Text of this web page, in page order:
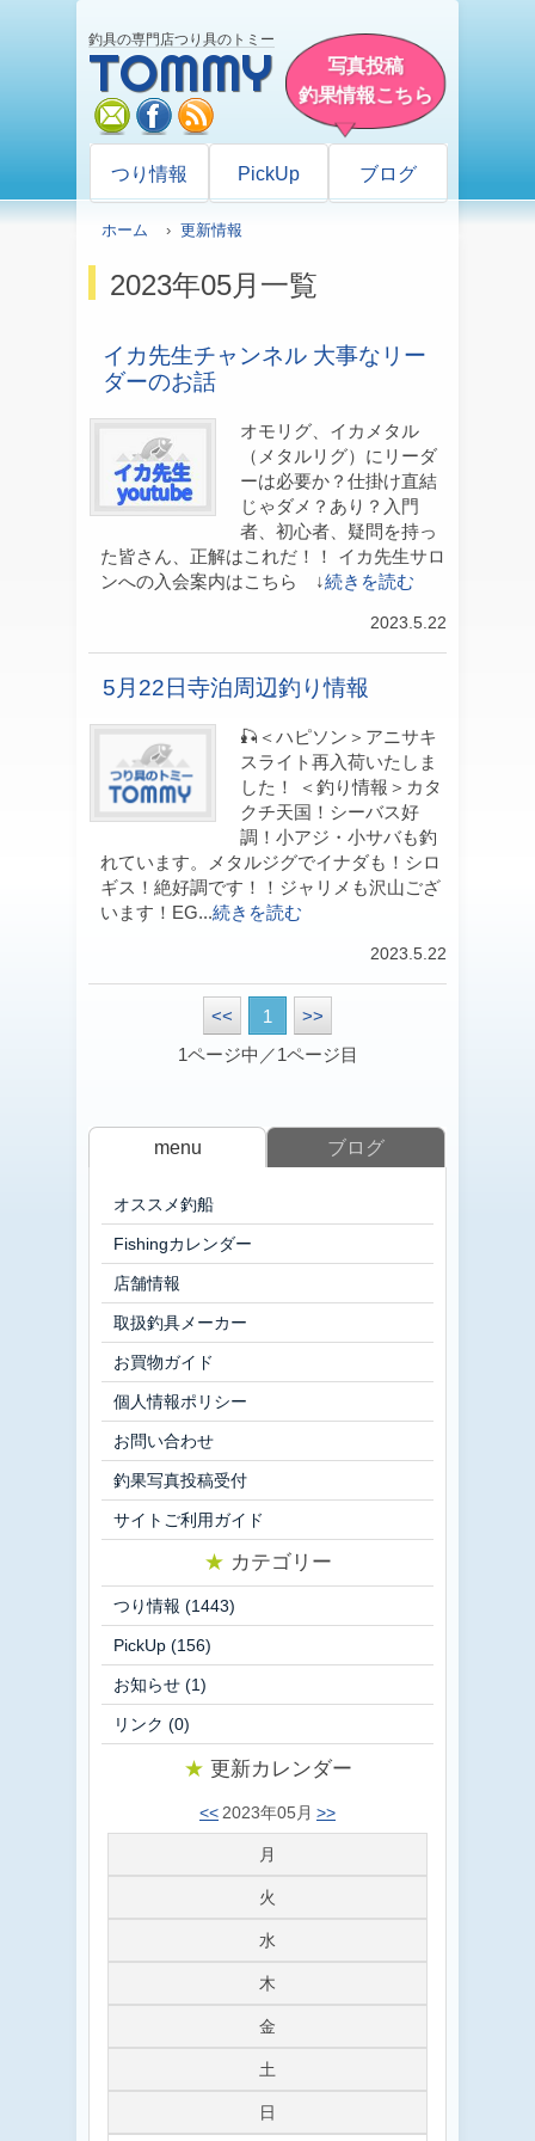
釣具の専門店つり具のトミー
TOMMY
mail facebook
写真投稿
釣果情報こちら
つり情報 PickUp ブログ
ホーム › 更新情報
2023年05月一覧
イカ先生チャンネル 大事なリー
ダーのお話
オモリグ、イカメタル
（メタルリグ）にリーダ
ーは必要か？仕掛け直結
じゃダメ？あり？入門
者、初心者、疑問を持っ
た皆さん、正解はこれだ！！ イカ先生サロ
ンへの入会案内はこちら ↓続きを読む
2023.5.22
5月22日寺泊周辺釣り情報
🎣＜ハピソン＞アニサキ
スライト再入荷いたしま
した！ ＜釣り情報＞カタ
クチ天国！シーバス好
調！小アジ・小サバも釣
れています。メタルジグでイナダも！シロ
ギス！絶好調です！！ジャリメも沢山ござ
います！EG...続きを読む
2023.5.22
<< 1
>>
1ページ中／1ページ目
menu ブログ
オススメ釣船
Fishingカレンダー
店舗情報
取扱釣具メーカー
お買物ガイド
個人情報ポリシー
お問い合わせ
釣果写真投稿受付
サイトご利用ガイド
★ カテゴリー
つり情報 (1443)
PickUp (156)
お知らせ (1)
リンク (0)
★ 更新カレンダー
<< 2023年05月 >>
月
火
水
木
金
土
日